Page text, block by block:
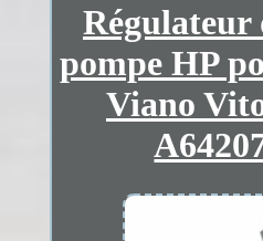
Régulateur
pompe HP
Viano